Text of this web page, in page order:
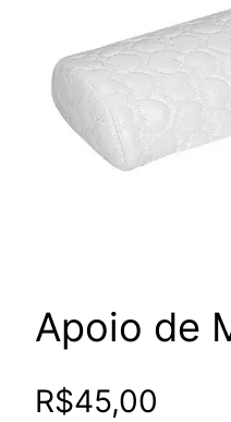
Apoio de
R$45,00